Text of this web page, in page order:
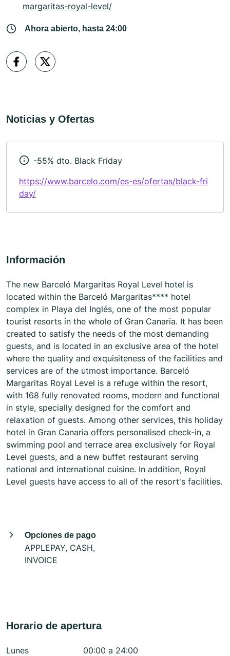
margaritas-royal-level/
Ahora abierto, hasta 24:00
Noticias y Ofertas
-55% dto. Black Friday
https://www.barcelo.com/es-es/ofertas/black-fri
day/
Información
The new Barceló Margaritas Royal Level hotel is
located within the Barceló Margaritas**** hotel
complex in Playa del Inglés, one of the most popular
tourist resorts in the whole of Gran Canaria. It has been
created to satisfy the needs of the most demanding
guests, and is located in an exclusive area of the hotel
where the quality and exquisiteness of the facilities and
services are of the utmost importance. Barceló
Margaritas Royal Level is a refuge within the resort,
with 168 fully renovated rooms, modern and functional
in style, specially designed for the comfort and
relaxation of guests. Among other services, this holiday
hotel in Gran Canaria offers personalised check-in, a
swimming pool and terrace area exclusively for Royal
Level guests, and a new buffet restaurant serving
national and international cuisine. In addition, Royal
Level guests have access to all of the resort's facilities.
Opciones de pago
APPLEPAY, CASH,
INVOICE
Horario de apertura
Lunes
00:00 a 24:00